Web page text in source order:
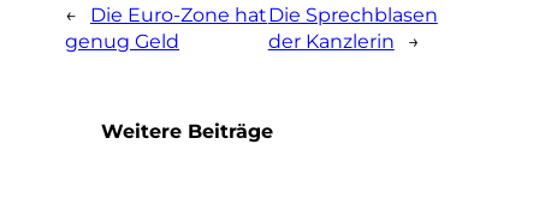
←
Die Euro-Zone hat
genug Geld
Die Sprechblasen
der Kanzlerin
→
Weitere Beiträge